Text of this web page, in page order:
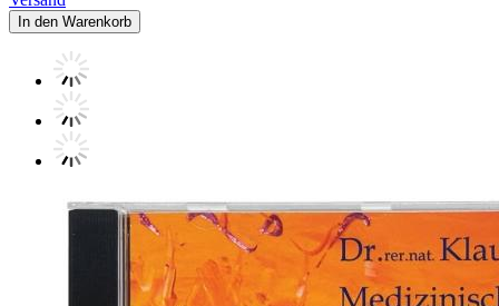
In den Warenkorb